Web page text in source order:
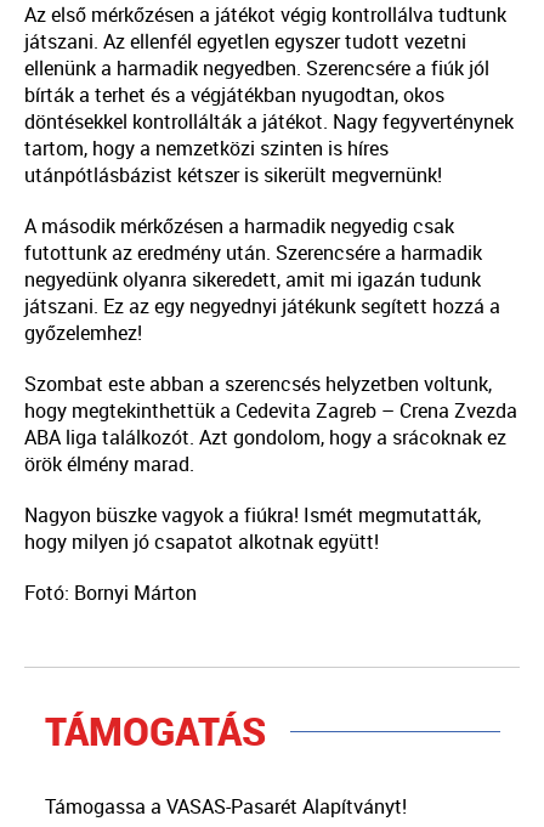
Az első mérkőzésen a játékot végig kontrollálva tudtunk
játszani. Az ellenfél egyetlen egyszer tudott vezetni
ellenünk a harmadik negyedben. Szerencsére a fiúk jól
bírták a terhet és a végjátékban nyugodtan, okos
döntésekkel kontrollálták a játékot. Nagy fegyverténynek
tartom, hogy a nemzetközi szinten is híres
utánpótlásbázist kétszer is sikerült megvernünk!
A második mérkőzésen a harmadik negyedig csak
futottunk az eredmény után. Szerencsére a harmadik
negyedünk olyanra sikeredett, amit mi igazán tudunk
játszani. Ez az egy negyednyi játékunk segített hozzá a
győzelemhez!
Szombat este abban a szerencsés helyzetben voltunk,
hogy megtekinthettük a Cedevita Zagreb – Crena Zvezda
ABA liga találkozót. Azt gondolom, hogy a srácoknak ez
örök élmény marad.
Nagyon büszke vagyok a fiúkra! Ismét megmutatták,
hogy milyen jó csapatot alkotnak együtt!
Fotó: Bornyi Márton
TÁMOGATÁS
Támogassa a VASAS-Pasarét Alapítványt!